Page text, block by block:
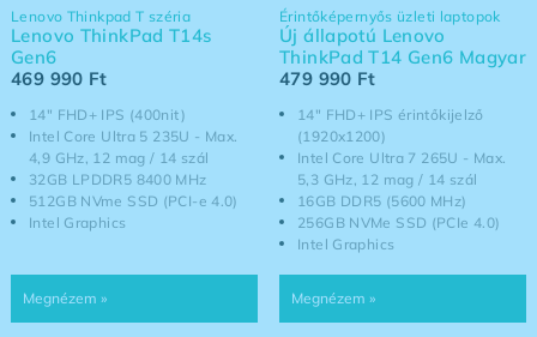
14" FHD+ IPS (400nit)
Intel Core Ultra 5 235U - Max.
4,9 GHz, 12 mag / 14 szál
32GB LPDDR5 8400 MHz
512GB NVme SSD (PCI-e 4.0)
Intel Graphics
Lenovo Thinkpad T széria
Lenovo ThinkPad T14s
Gen6
469 990 Ft
14" FHD+ IPS érintőkijelző
(1920x1200)
Intel Core Ultra 7 265U - Max.
5,3 GHz, 12 mag / 14 szál
16GB DDR5 (5600 MHz)
256GB NVMe SSD (PCIe 4.0)
Intel Graphics
Érintőképernyős üzleti laptopok
Új állapotú Lenovo
ThinkPad T14 Gen6 Magyar
479 990 Ft